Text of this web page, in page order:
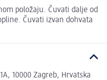
položaju. Čuvati dalje od
Čuvati izvan dohvata
10000 Zagreb, Hrvatska